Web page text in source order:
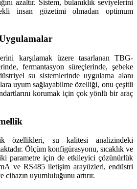
azaltır. Sistem, bulanıklık seviyelerini
insan gözetimi olmadan optimum
karşılamak üzere tasarlanan TBG-
fermantasyon süreçlerinde, şebeke
su sistemlerinde uygulama alanı
uyum sağlayabilme özelliği, onu çeşitli
korumak için çok yönlü bir araç
özellikleri, su kalitesi analizindeki
Ölçüm konfigürasyonu, sıcaklık ve
parametre için de etkileyici çözünürlük
ve RS485 iletişim arayüzleri, endüstri
cihazın uyumluluğunu artırır.